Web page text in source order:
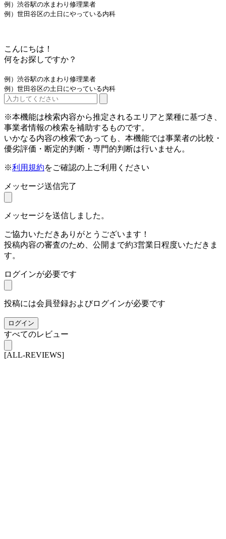
例）渋谷駅の水まわり修理業者
例）世田谷区の土日にやっている内科
こんにちは！
何をお探しですか？
例）渋谷駅の水まわり修理業者
例）世田谷区の土日にやっている内科
※本機能は検索内容から推定されるエリアと業種に基づき、
事業者情報の検索を補助するものです。
いかなる内容の検索であっても、本機能では事業者の比較・
優劣評価・断定的判断・専門的判断は行いません。
※利用規約をご確認の上ご利用ください
メッセージ送信完了
メッセージを送信しました。
ご協力いただきありがとうございます！
投稿内容の審査のため、公開まで約3営業日程度いただきま
す。
ログインが必要です
投稿には会員登録およびログインが必要です
ログイン
すべてのレビュー
[ALL-REVIEWS]